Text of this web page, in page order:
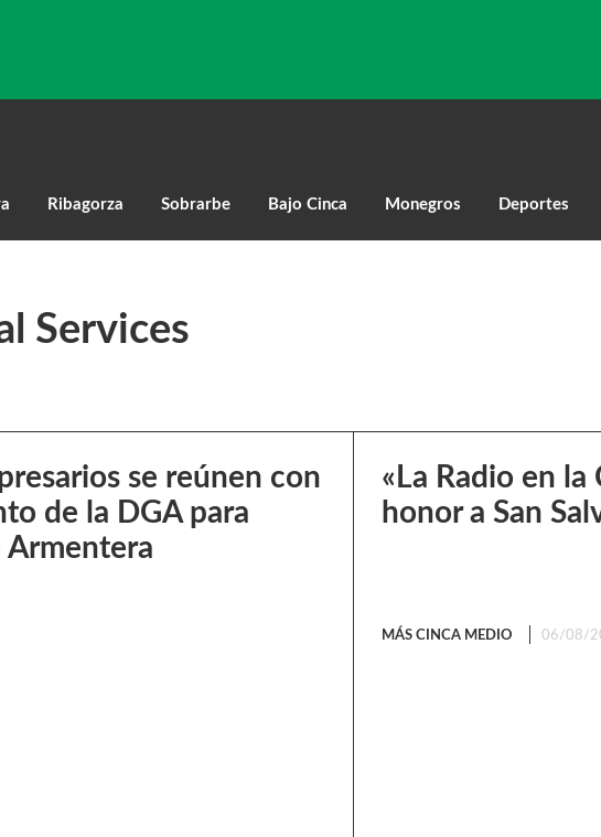
Ribagorza Sobrarbe Bajo Cinca Monegros Deportes
Services
se reúnen con
de la DGA para
Armentera
«La Radio en la
honor a San
MÁS CINCA MEDIO 06/08/